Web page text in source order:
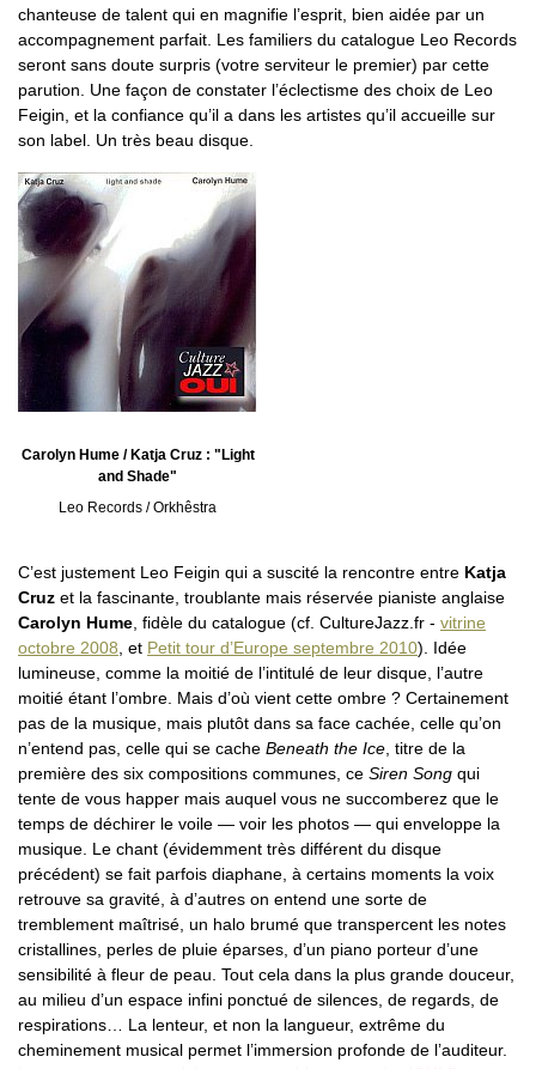
chanteuse de talent qui en magnifie l’esprit, bien aidée par un
accompagnement parfait. Les familiers du catalogue Leo Records
seront sans doute surpris (votre serviteur le premier) par cette
parution. Une façon de constater l’éclectisme des choix de Leo
Feigin, et la confiance qu’il a dans les artistes qu’il accueille sur
son label. Un très beau disque.
Carolyn Hume / Katja Cruz : "Light
and Shade"
Leo Records / Orkhêstra
C’est justement Leo Feigin qui a suscité la rencontre entre Katja
Cruz et la fascinante, troublante mais réservée pianiste anglaise
Carolyn Hume, fidèle du catalogue (cf. CultureJazz.fr - vitrine
octobre 2008, et Petit tour d’Europe septembre 2010). Idée
lumineuse, comme la moitié de l’intitulé de leur disque, l’autre
moitié étant l’ombre. Mais d’où vient cette ombre ? Certainement
pas de la musique, mais plutôt dans sa face cachée, celle qu’on
n’entend pas, celle qui se cache Beneath the Ice, titre de la
première des six compositions communes, ce Siren Song qui
tente de vous happer mais auquel vous ne succomberez que le
temps de déchirer le voile — voir les photos — qui enveloppe la
musique. Le chant (évidemment très différent du disque
précédent) se fait parfois diaphane, à certains moments la voix
retrouve sa gravité, à d’autres on entend une sorte de
tremblement maîtrisé, un halo brumé que transpercent les notes
cristallines, perles de pluie éparses, d’un piano porteur d’une
sensibilité à fleur de peau. Tout cela dans la plus grande douceur,
au milieu d’un espace infini ponctué de silences, de regards, de
respirations… La lenteur, et non la langueur, extrême du
cheminement musical permet l’immersion profonde de l’auditeur.